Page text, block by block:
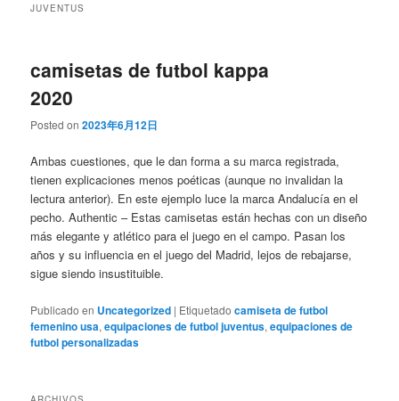
JUVENTUS
camisetas de futbol kappa
2020
Posted on2023年6月12日
Ambas cuestiones, que le dan forma a su marca registrada,
tienen explicaciones menos poéticas (aunque no invalidan la
lectura anterior). En este ejemplo luce la marca Andalucía en el
pecho. Authentic – Estas camisetas están hechas con un diseño
más elegante y atlético para el juego en el campo. Pasan los
años y su influencia en el juego del Madrid, lejos de rebajarse,
sigue siendo insustituible.
Publicado en Uncategorized | Etiquetado camiseta de futbol
femenino usa,equipaciones de futbol juventus,equipaciones de
futbol personalizadas